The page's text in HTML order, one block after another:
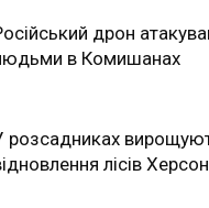
дрон
в Комишанах
розсадниках
лісів